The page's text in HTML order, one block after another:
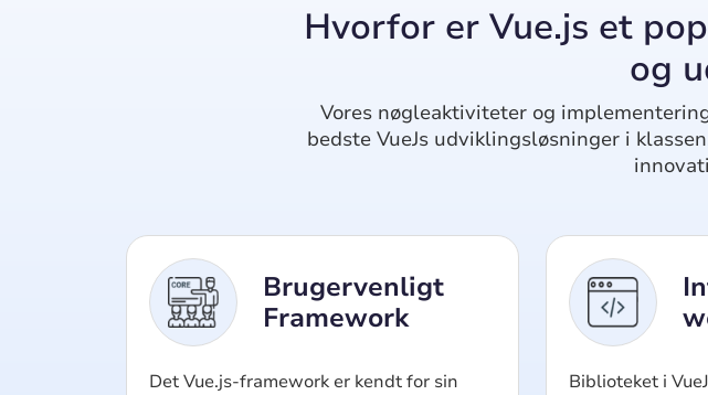
Hvorfor er Vue.js et
og
Vores nøgleaktiviteter og
bedste VueJs udviklingsløsninger i
Brugervenligt
Framework
Det Vue.js-framework er kendt for sin
Biblioteket i